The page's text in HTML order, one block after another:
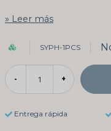
Leer más
SYPH-1PCS
- +
Entrega rápida